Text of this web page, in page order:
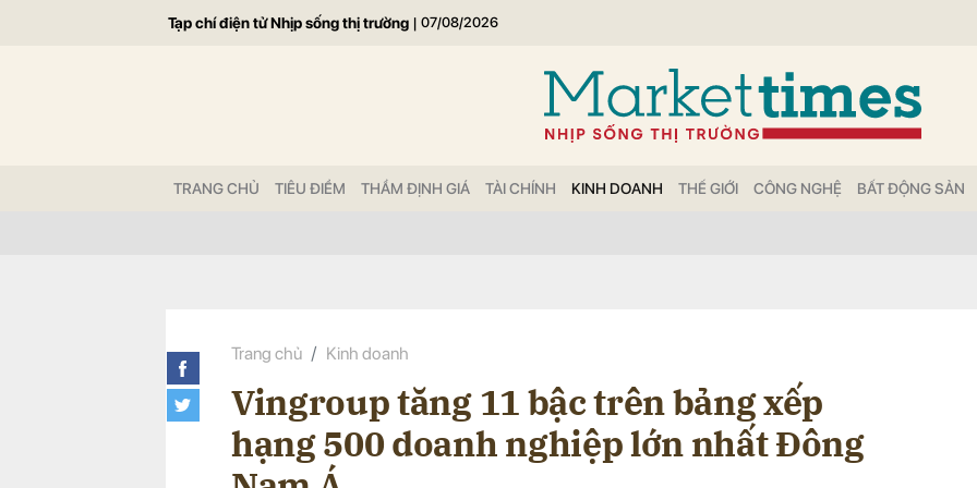
Tạp chí điện tử Nhịp sống thị trường | 07/08/2026
TRANG CHỦ TIÊU ĐIỂM THẨM ĐỊNH GIÁ TÀI CHÍNH KINH DOANH THẾ GIỚI CÔNG NGHỆ BẤT ĐỘNG SẢN
Trang chủ Kinh doanh
Vingroup tăng 11 bậc trên bảng xếp
hạng 500 doanh nghiệp lớn nhất Đông
Gửi bình luận